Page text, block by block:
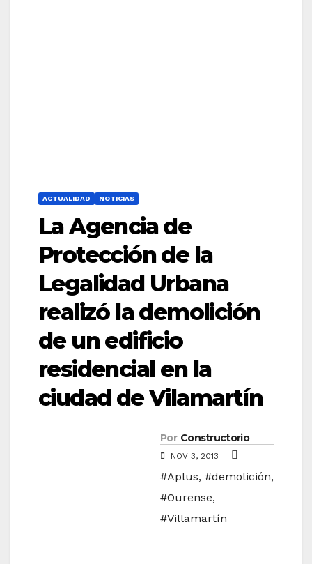
ACTUALIDAD NOTICIAS
La Agencia de
Protección de la
Legalidad Urbana
realizó la demolición
de un edificio
residencial en la
ciudad de Vilamartín
Por Constructorio
NOV 3, 2013
#Aplus, #demolición,
#Ourense,
#Villamartín